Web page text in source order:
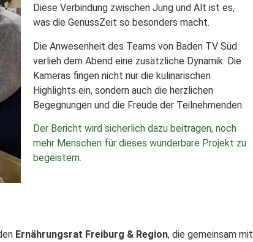
Diese Verbindung zwischen Jung und Alt ist es,
was die GenussZeit so besonders macht.
Die Anwesenheit des Teams von Baden TV Süd
verlieh dem Abend eine zusätzliche Dynamik. Die
Kameras fingen nicht nur die kulinarischen
Highlights ein, sondern auch die herzlichen
Begegnungen und die Freude der Teilnehmenden.
Der Bericht wird sicherlich dazu beitragen, noch
mehr Menschen für dieses wunderbare Projekt zu
begeistern.
Ernährungsrat Freiburg & Region, die gemeinsam mit